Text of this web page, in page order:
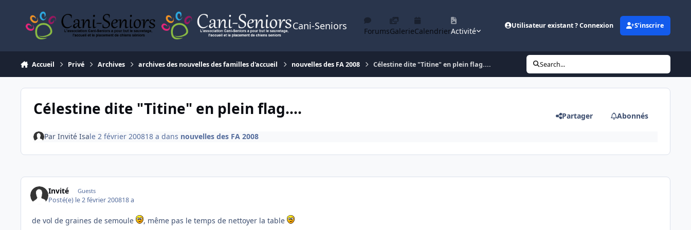
Cani-Seniors ForumsGalerieCalendrierActivité
Utilisateur existant ? Connexion S’inscrire
Accueil Privé Archives archives des nouvelles des familles d'accueil nouvelles des FA 2008 Célestine dite "Titine" en plein flag.... Search...
Célestine dite "Titine" en plein flag.... Partager Abonnés
Par Invité Isale 2 février 200818 a dans nouvelles des FA 2008
Invité Guests
Posté(e) le 2 février 200818 a
de vol de graines de semoule , même pas le temps de nettoyer la table